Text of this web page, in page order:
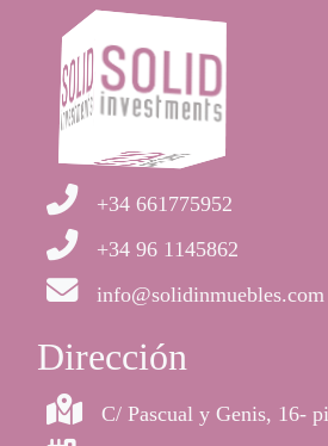
+34 661775952
+34 96 1145862
info@solidinmuebles.com
Dirección
C/ Pascual y Genis, 16-